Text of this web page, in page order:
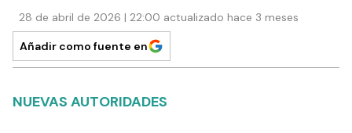
28 de abril de 2026 | 22:00 actualizado hace 3 meses
Añadir como fuente en
NUEVAS AUTORIDADES